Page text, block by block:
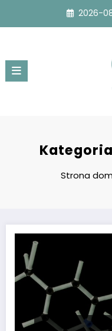
treści
2026-
Strona